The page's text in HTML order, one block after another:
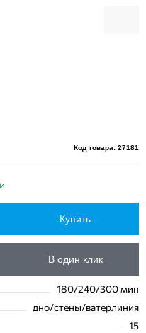
Код товара: 27181
Купить
В один клик
180/240/300 мин
дно/стены/ватерлиния
15